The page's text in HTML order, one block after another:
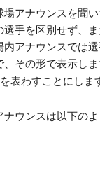
アナウンスを聞
手を区別せず、
アナウンスでは
その形で表示しま
表わすことにしま
ウンスは以下の